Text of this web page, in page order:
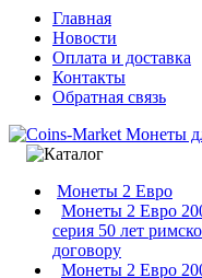
Главная
Новости
Оплата и доставка
Контакты
Обратная связь
Монеты 2 Евро
Монеты 2 Евро
серия 50 лет
договору
Монеты 2 Евро